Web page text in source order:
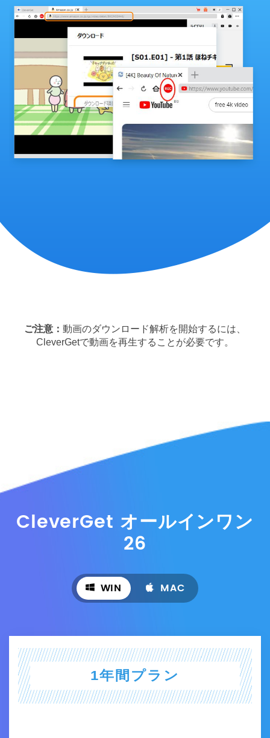
ご注意： 動画のダウンロード解析を開始するには、
CleverGetで動画を再生することが必要です。
CleverGet オールインワン
26
WIN MAC
1年間プラン